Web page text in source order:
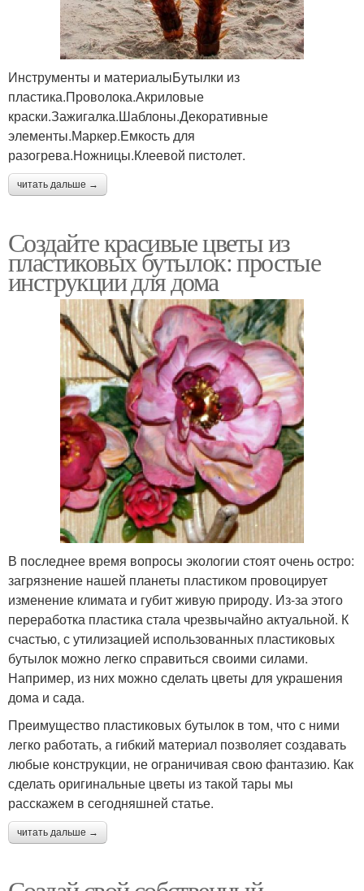
Инструменты и материалыБутылки из
пластика.Проволока.Акриловые
краски.Зажигалка.Шаблоны.Декоративные
элементы.Маркер.Емкость для
разогрева.Ножницы.Клеевой пистолет.
читать дальше →
Создайте красивые цветы из
пластиковых бутылок: простые
инструкции для дома
В последнее время вопросы экологии стоят очень остро:
загрязнение нашей планеты пластиком провоцирует
изменение климата и губит живую природу. Из-за этого
переработка пластика стала чрезвычайно актуальной. К
счастью, с утилизацией использованных пластиковых
бутылок можно легко справиться своими силами.
Например, из них можно сделать цветы для украшения
дома и сада.
Преимущество пластиковых бутылок в том, что с ними
легко работать, а гибкий материал позволяет создавать
любые конструкции, не ограничивая свою фантазию. Как
сделать оригинальные цветы из такой тары мы
расскажем в сегодняшней статье.
читать дальше →